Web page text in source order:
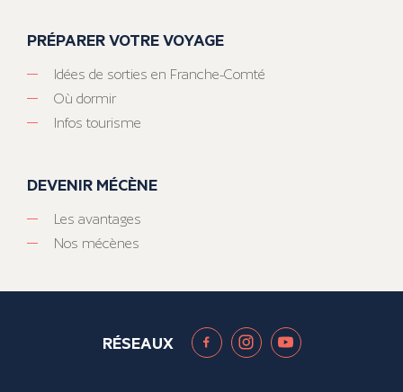
PRÉPARER VOTRE VOYAGE
Idées de sorties en Franche-Comté
Où dormir
Infos tourisme
DEVENIR MÉCÈNE
Les avantages
Nos mécènes
RÉSEAUX